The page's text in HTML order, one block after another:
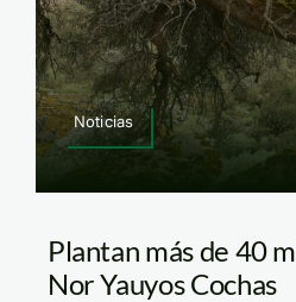
Noticias
Plantan más de 40
Nor Yauyos Cochas